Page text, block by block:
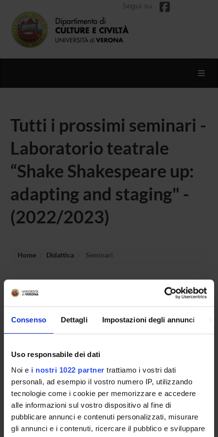
Consenso Dettagli Impostazioni degli annunci
Uso responsabile dei dati
Noi e i nostri 1022 partner trattiamo i vostri dati
personali, ad esempio il vostro numero IP, utilizzando
tecnologie come i cookie per memorizzare e accedere
alle informazioni sul vostro dispositivo al fine di
pubblicare annunci e contenuti personalizzati, misurare
gli annunci e i contenuti, ricercare il pubblico e sviluppare
Segui su
Tutti i prossimi seminari -
Laboratorio teatrale
“Shake Shakespeare up:
adapting and staging" -
(2022/2023)
Home Didattica Seminari
all'insegnamento Laboratorio teatrale “Shake Shakespeare
up: adapting and staging".
OFFERTA FORMATIVA
CORSI DI STUDIO
DOTTORATI DI RICERCA E FORMAZIONE
SUPERIORE
Contatti